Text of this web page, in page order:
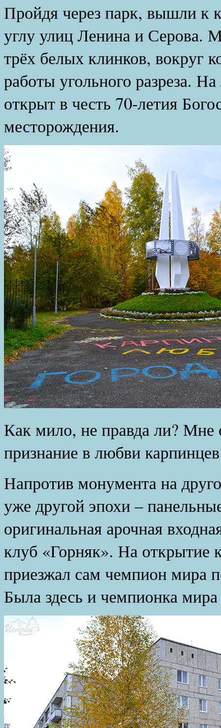
Пройдя через парк, вышли к
углу улиц Ленина и Серова.
трёх белых клинков, вокруг
работы угольного разреза.
открыт в честь 70-летия
месторождения.
Как мило, не правда ли? Мне
признание в любви
Напротив монумента на
уже другой эпохи –
оригинальная арочная
клуб «Горняк». На открытие
приезжал сам чемпион мира
Была здесь и чемпионка